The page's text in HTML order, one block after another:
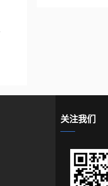
关注我们